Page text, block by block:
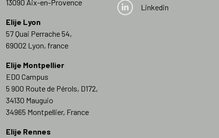
13090 Aix-en-Provence
Elije Lyon
57 Quai Perrache 54,
69002 Lyon, france
Elije Montpellier
EDO Campus
5 900 Route de Pérols, D172,
34130 Mauguio
34965 Montpellier, France
Elije Rennes
Linkedin